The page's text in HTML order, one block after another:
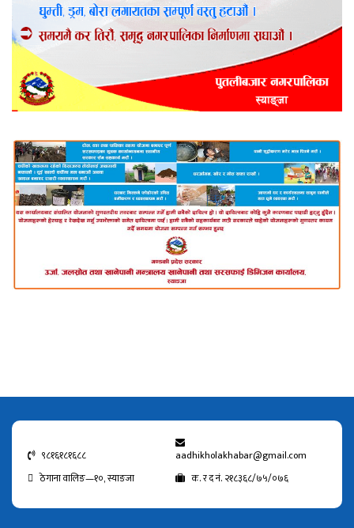
९८१६१८१६८८
aadhikholakhabar@gmail.com
ठेगाना वालिङ—१०, स्याङजा
क. र द नं. २१८३६८/७५/०७६